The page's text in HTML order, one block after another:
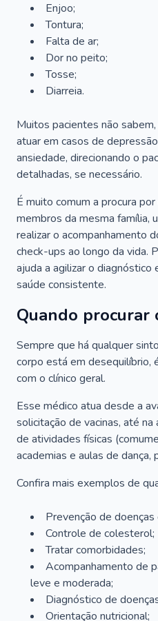
Enjoo;
Tontura;
Falta de ar;
Dor no peito;
Tosse;
Diarreia.
Muitos pacientes não
atuar em casos de
ansiedade, direcionando o
detalhadas, se necessário.
É muito comum a procura
membros da mesma família,
realizar o acompanhamento
check-ups ao longo da vida.
ajuda a agilizar o
saúde consistente.
Quando procurar
Sempre que há qualquer
corpo está em desequilíbrio,
com o clínico geral.
Esse médico atua desde a
solicitação de vacinas, até na
de atividades físicas
academias e aulas de dança,
Confira mais exemplos de
Prevenção de
Controle de colesterol;
Tratar comorbidades;
Acompanhamento de
leve e moderada;
Diagnóstico de
Orientação nutricional;